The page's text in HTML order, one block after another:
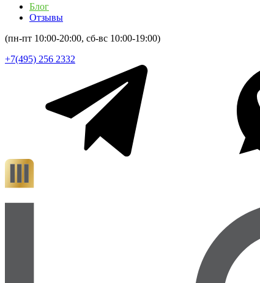
Блог
Отзывы
(пн-пт 10:00-20:00, сб-вс 10:00-19:00)
+7(495) 256 2332